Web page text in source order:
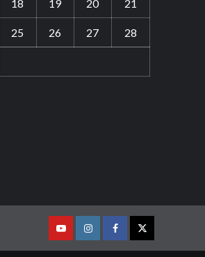
18 19 20 21
25 26 27 28
YoutubeVimeoFacebookTwitter